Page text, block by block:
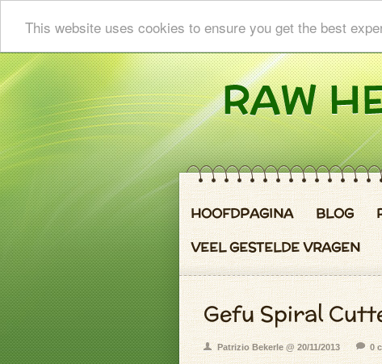
This website uses cookies to ensure you get the best
HOOFDPAGINA BLOG
VEEL GESTELDE VRAGEN
Gefu Spiral
Patrizio Bekerle @ 20/11/2013 0